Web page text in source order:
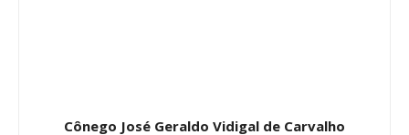
Cônego José Geraldo Vidigal de Carvalho